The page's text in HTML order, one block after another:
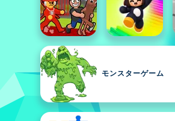
モンスターゲーム